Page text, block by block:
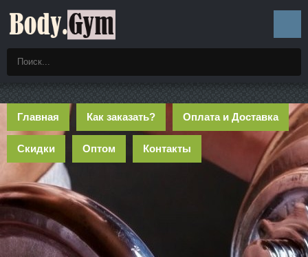
Главная Как заказать? Оплата и Доставка
Скидки Оптом Контакты